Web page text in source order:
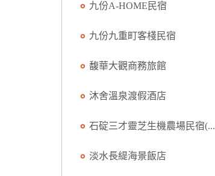
九份A-HOME民宿
九份九重町客棧民宿
馥華大觀商務旅館
沐舍溫泉渡假酒店
石碇三才靈芝生機農場民宿(...
淡水長緹海景飯店